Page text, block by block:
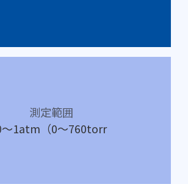
測定範囲
～1atm（0～760torr